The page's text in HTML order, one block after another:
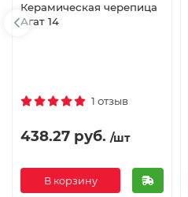
Керамическая черепица
Агат 14
1 отзыв
438.27 руб. /шт
В корзину